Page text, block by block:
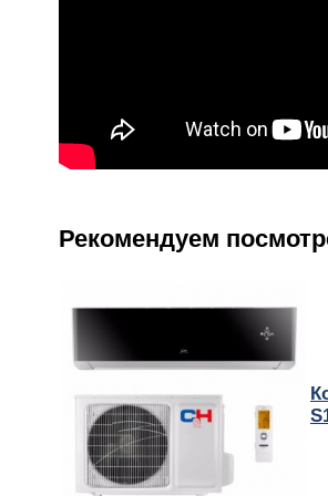
Рекомендуем